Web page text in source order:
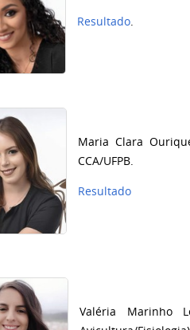
Resultado.
Maria Clara
CCA/UFPB.
Resultado
Valéria Marinho